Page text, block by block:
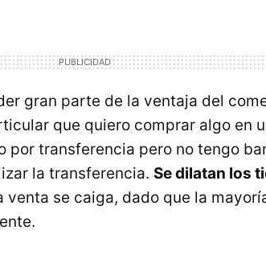
gran parte de la ventaja del
que quiero comprar algo en
por transferencia pero no tengo
la transferencia. Se dilatan los
venta se caiga, dado que la